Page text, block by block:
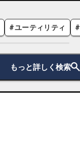
#ユーティリティ #
もっと詳しく検索